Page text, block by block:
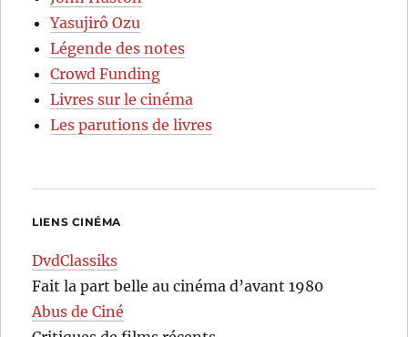
Yasujirô Ozu
Légende des notes
Crowd Funding
Livres sur le cinéma
Les parutions de livres
LIENS CINÉMA
DvdClassiks
Fait la part belle au cinéma d’avant 1980
Abus de Ciné